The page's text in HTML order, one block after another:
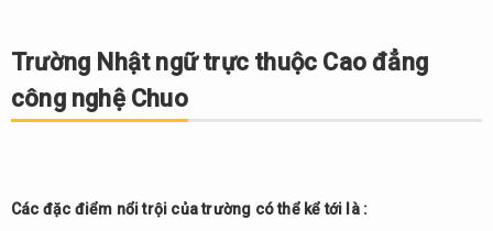
Trường Nhật ngữ trực thuộc Cao đẳng
công nghệ Chuo
Các đặc điểm nổi trội của trường có thể kể tới là :